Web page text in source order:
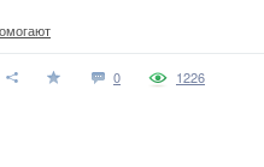
0 1226